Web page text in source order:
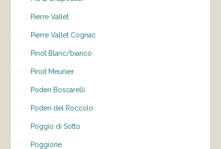
Pierre Vallet
Pierre Vallet Cognac
Pinot Blanc/bianco
Pinot Meunier
Poderi Boscarelli
Poderi del Roccolo
Poggio di Sotto
Poggione